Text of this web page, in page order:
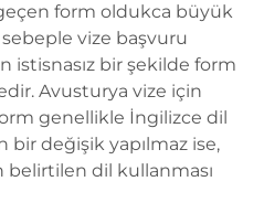
form oldukca büyük
vize başvuru
istisnasız bir şekilde form
Avusturya vize için
genellikle İngilizce dil
bir değişik yapılmaz ise,
dil kullanması